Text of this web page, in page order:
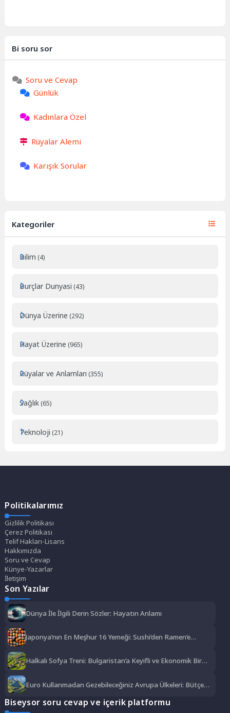
Bi soru sor
Soru ve Cevap
Günlük
Kadınlara Özel
Rüyalar Alemi
Karışık Sorular
Kategoriler
Bilim (4)
Burçlar Dunyasi (43)
Dünya Üzerine (292)
Hayat Üzerine (965)
Rüyalar ve Anlamları (355)
Sağlık (65)
Teknoloji (21)
Politikalarımız
Gizlilik Politikası
Çerez Politikası
Telif Hakları-Lisans
Hakkımızda
Soru ve Cevap
Künye-Yazarlar
İletişim
Son Yazılar
Dünya İle İlgili Derin Sözler: Hayatın Anlamı
Japonya’nın En Meşhur 16 Yemeği: Sushi’den Ramen’e
Halkalı Sofya Treni: Bulgaristan’a Keyifli ve Ekonomik Bir
Euro Kullanmadan Gezebileceğiniz Avrupa Ülkeleri: Bütçe
Biseysor soru cevap ve içerik platformu